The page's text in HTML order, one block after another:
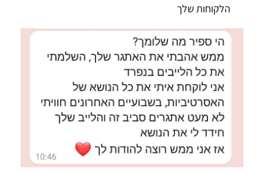
הלקוחות שלך